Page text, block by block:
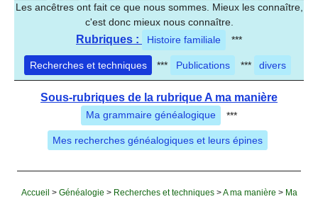
Les ancêtres ont fait ce que nous sommes. Mieux les connaître,
c'est donc mieux nous connaître.
Rubriques : Histoire familiale ***
Recherches et techniques *** Publications *** divers
Sous-rubriques de la rubrique A ma manière
Ma grammaire généalogique ***
Mes recherches généalogiques et leurs épines
Accueil > Généalogie > Recherches et techniques>A ma manière > Ma